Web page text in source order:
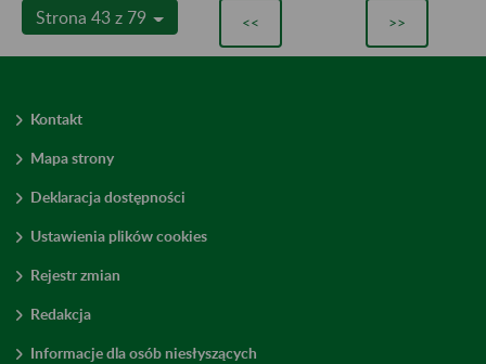
Strona 43 z 79 << >>
Kontakt
Mapa strony
Deklaracja dostępności
Ustawienia plików cookies
Rejestr zmian
Redakcja
Informacje dla osób niesłyszących